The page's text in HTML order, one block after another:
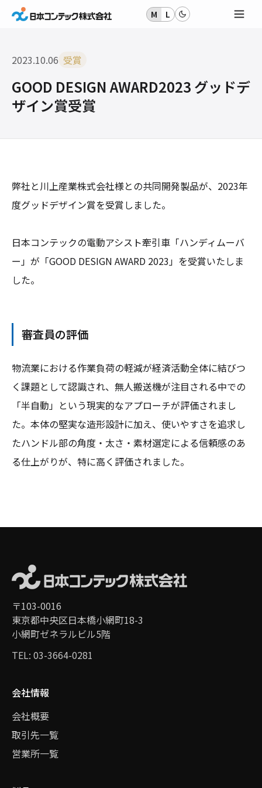
M L
2023.10.06 受賞
GOOD DESIGN AWARD2023 グッドデ
ザイン賞受賞
弊社と川上産業株式会社様との共同開発製品が、2023年
度グッドデザイン賞を受賞しました。
日本コンテックの電動アシスト牽引車「ハンディムーバ
ー」が「GOOD DESIGN AWARD 2023」を受賞いたしま
した。
審査員の評価
物流業における作業負荷の軽減が経済活動全体に結びつ
く課題として認識され、無人搬送機が注目される中での
「半自動」という現実的なアプローチが評価されまし
た。本体の堅実な造形設計に加え、使いやすさを追求し
たハンドル部の角度・太さ・素材選定による信頼感のあ
る仕上がりが、特に高く評価されました。
〒103-0016
東京都中央区日本橋小網町18-3
小網町ゼネラルビル5階
TEL: 03-3664-0281
会社情報
会社概要
取引先一覧
営業所一覧